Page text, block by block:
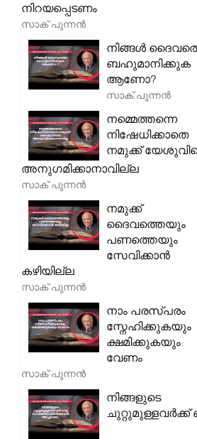
നിറയപ്പെടണം
സാക് പുന്നൻ
നിങ്ങൾ
ബഹുമാനിക്കുക
ആണോ?
സാക് പുന്നൻ
നമ്മെത്തന്നെ
നിഷേധിക്കാതെ
നമുക്ക്
അനുഗമിക്കാനാവില്ല
സാക് പുന്നൻ
നമുക്ക്
ദൈവത്തെയും
പണത്തെയും
സേവിക്കാൻ
കഴിയില്ല
സാക് പുന്നൻ
നാം പരസ്പരം
സ്നേഹിക്കുകയും
ക്ഷമിക്കുകയും
വേണം
സാക് പുന്നൻ
നിങ്ങളുടെ
ചുറ്റുമുള്ളവർക്ക്